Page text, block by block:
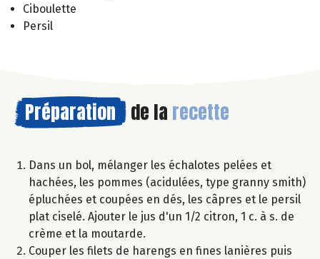
Ciboulette
Persil
Préparation de la recette
Dans un bol, mélanger les échalotes pelées et
hachées, les pommes (acidulées, type granny smith)
épluchées et coupées en dés, les câpres et le persil
plat ciselé. Ajouter le jus d'un 1/2 citron, 1 c. à s. de
crème et la moutarde.
Couper les filets de harengs en fines lanières puis